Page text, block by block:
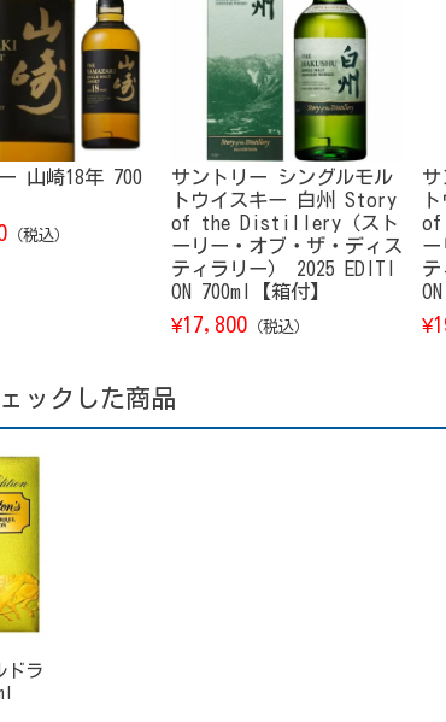
山崎18年 700
（税込）
サントリー シングルモル
トウイスキー 白州 Story
of the Distillery（スト
ーリー・オブ・ザ・ディス
ティラリー） 2025 EDITI
ON 700ml【箱付】
¥17,800 （税込）
サ
of
ー
テ
¥
ックした商品
ドラ